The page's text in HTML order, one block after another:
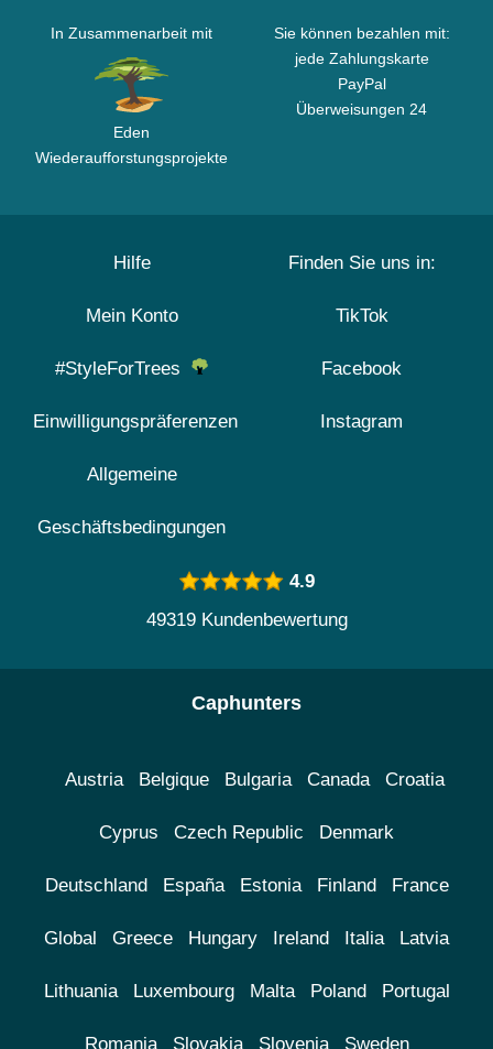
In Zusammenarbeit mit
Eden
Wiederaufforstungsprojekte
Sie können bezahlen mit:
jede Zahlungskarte
PayPal
Überweisungen 24
Hilfe
Mein Konto
#StyleForTrees
Einwilligungspräferenzen
Allgemeine
Geschäftsbedingungen
Finden Sie uns in:
TikTok
Facebook
Instagram
4.9
49319 Kundenbewertung
Caphunters
Austria Belgique Bulgaria Canada Croatia
Cyprus Czech Republic Denmark
Deutschland España Estonia Finland France
Global Greece Hungary Ireland Italia Latvia
Lithuania Luxembourg Malta Poland Portugal
Romania Slovakia Slovenia Sweden